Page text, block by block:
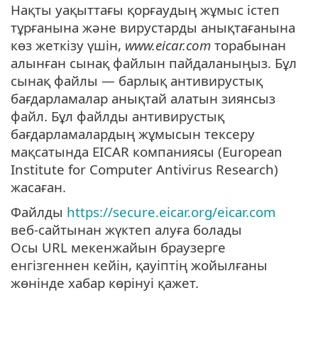
Нақты уақыттағы қорғаудың жұмыс істеп
тұрғанына және вирустарды анықтағанына
көз жеткізу үшін, www.eicar.com торабынан
алынған сынақ файлын пайдаланыңыз. Бұл
сынақ файлы — барлық антивирустық
бағдарламалар анықтай алатын зиянсыз
файл. Бұл файлды антивирустық
бағдарламалардың жұмысын тексеру
мақсатында EICAR компаниясы (European
Institute for Computer Antivirus Research)
жасаған.
Файлды https://secure.eicar.org/eicar.com
веб-сайтынан жүктеп алуға болады
Осы URL мекенжайын браузерге
енгізгеннен кейін, қауіптің жойылғаны
жөнінде хабар көрінуі қажет.